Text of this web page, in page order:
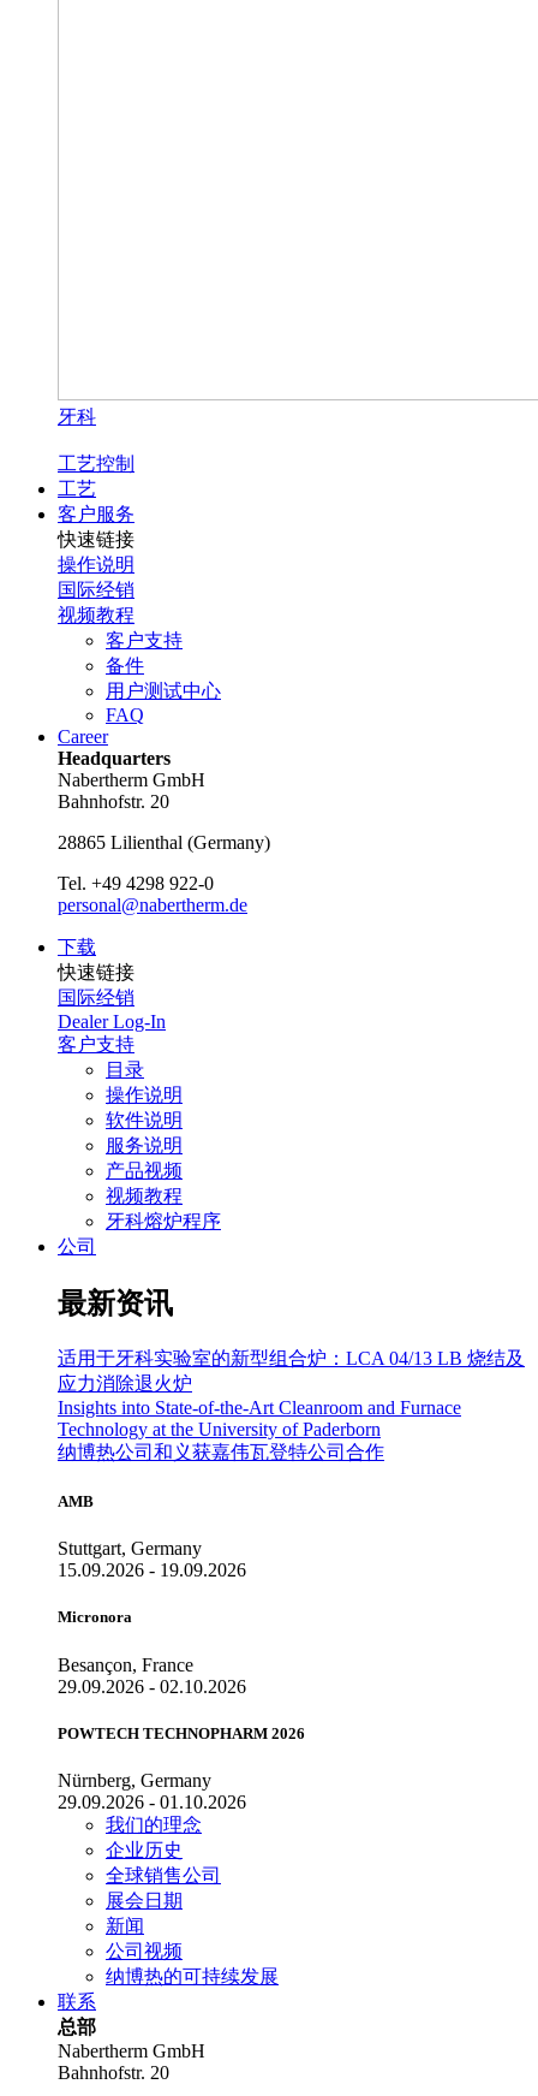
牙科
工艺控制
工艺
客户服务
快速链接
操作说明
国际经销
视频教程
客户支持
备件
用户测试中心
FAQ
Career
Headquarters
Nabertherm GmbH
Bahnhofstr. 20
28865 Lilienthal (Germany)
Tel. +49 4298 922-0
personal@nabertherm.de
下载
快速链接
国际经销
Dealer Log-In
客户支持
目录
操作说明
软件说明
服务说明
产品视频
视频教程
牙科熔炉程序
公司
最新资讯
适用于牙科实验室的新型组合炉：LCA 04/13 LB 烧结及
应力消除退火炉
Insights into State-of-the-Art Cleanroom and Furnace
Technology at the University of Paderborn
纳博热公司和义获嘉伟瓦登特公司合作
AMB
Stuttgart, Germany
15.09.2026 - 19.09.2026
Micronora
Besançon, France
29.09.2026 - 02.10.2026
POWTECH TECHNOPHARM 2026
Nürnberg, Germany
29.09.2026 - 01.10.2026
我们的理念
企业历史
全球销售公司
展会日期
新闻
公司视频
纳博热的可持续发展
联系
总部
Nabertherm GmbH
Bahnhofstr. 20